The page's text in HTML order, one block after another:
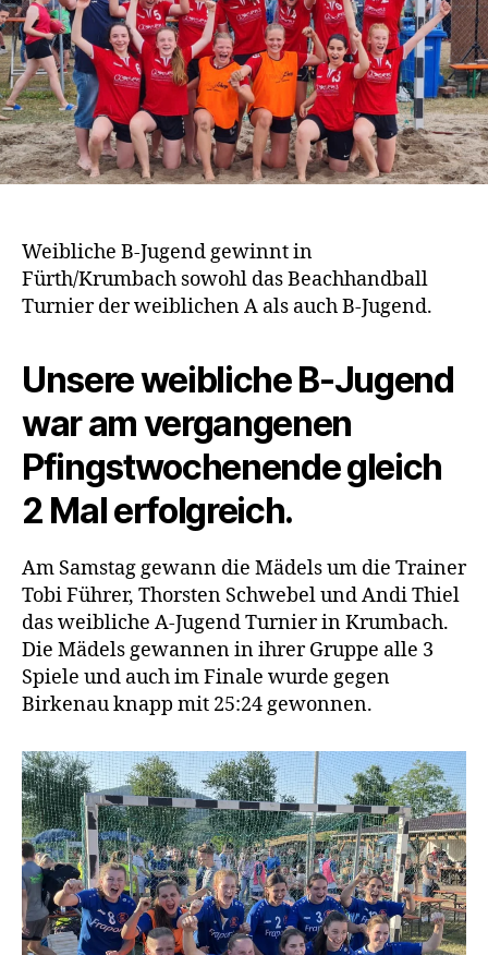
Weibliche B-Jugend gewinnt in
Fürth/Krumbach sowohl das Beachhandball
Turnier der weiblichen A als auch B-Jugend.
Unsere weibliche B-Jugend
war am vergangenen
Pfingstwochenende gleich
2 Mal erfolgreich.
Am Samstag gewann die Mädels um die Trainer
Tobi Führer, Thorsten Schwebel und Andi Thiel
das weibliche A-Jugend Turnier in Krumbach.
Die Mädels gewannen in ihrer Gruppe alle 3
Spiele und auch im Finale wurde gegen
Birkenau knapp mit 25:24 gewonnen.